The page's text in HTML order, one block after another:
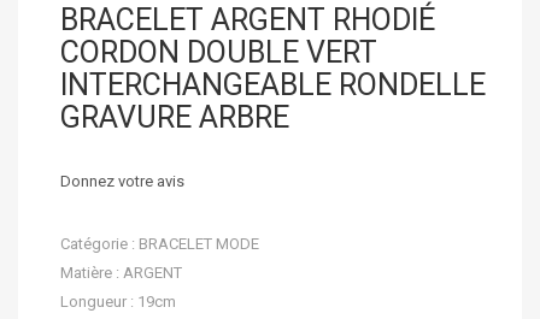
BRACELET ARGENT RHODIÉ
CORDON DOUBLE VERT
INTERCHANGEABLE RONDELLE
GRAVURE ARBRE
Donnez votre avis
Catégorie : BRACELET MODE
Matière : ARGENT
Longueur : 19cm